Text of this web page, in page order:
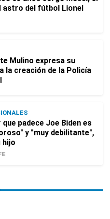
astro del fútbol Lionel
Mulino expresa su
la creación de la Policía
que padece Joe Biden es
y "muy debilitante",
hijo